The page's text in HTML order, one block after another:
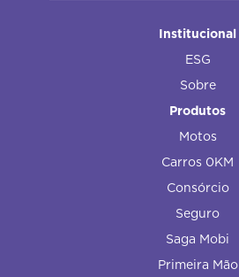
Institucional
ESG
Sobre
Produtos
Motos
Carros 0KM
Consórcio
Seguro
Saga Mobi
Primeira Mão